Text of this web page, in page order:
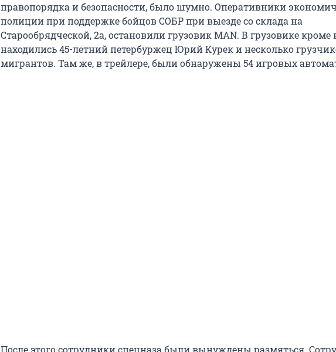
правопорядка и безопасности, было шумно. Оперативники
полиции при поддержке бойцов СОБР при выезде со склада на
Старообрядческой, 2а, остановили грузовик MAN. В грузовике кроме
находились 45-летний петербуржец Юрий Курек и несколько
мигрантов. Там же, в трейлере, были обнаружены 54 игровых
После этого сотрудники спецназа были вынуждены размяться.